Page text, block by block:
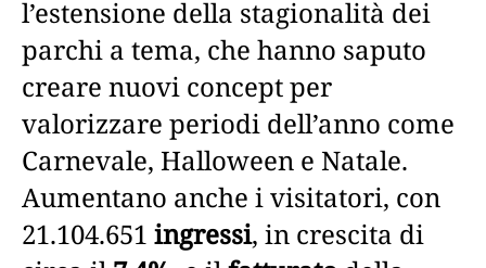
l’estensione della stagionalità dei
parchi a tema, che hanno saputo
creare nuovi concept per
valorizzare periodi dell’anno come
Carnevale, Halloween e Natale.
Aumentano anche i visitatori, con
21.104.651 ingressi, in crescita di